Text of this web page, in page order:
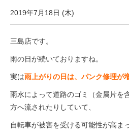
PB全車種カタログ
Norwayシリーズ
eVita
コンテンツ
2019年7月18日 (木)
三島店です。
雨の日が続いておりますね。
実は雨上がりの日は、パンク修理が
雨水によって道路のゴミ（金属片を
方へ流されたりしていて、
自転車が被害を受ける可能性が高ま